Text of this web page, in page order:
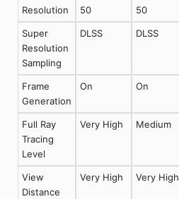
Resolution 50 50
Super
Resolution
Sampling
DLSS DLSS
Frame
Generation
On On
Full Ray
Tracing
Level
Very High Medium
View
Distance
Very High Very High